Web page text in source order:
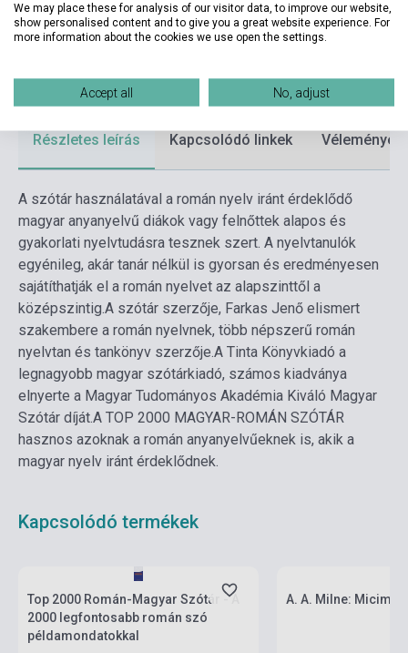
Kiadási év 2020
Formátum Könyv
Nyelv Román
Részletes leírás Kapcsolódó linkek Vélemények
A szótár használatával a román nyelv iránt érdeklődő
magyar anyanyelvű diákok vagy felnőttek alapos és
gyakorlati nyelvtudásra tesznek szert. A nyelvtanulók
egyénileg, akár tanár nélkül is gyorsan és eredményesen
sajátíthatják el a román nyelvet az alapszinttől a
középszintig.A szótár szerzője, Farkas Jenő elismert
szakembere a román nyelvnek, több népszerű román
nyelvtan és tankönyv szerzője.A Tinta Könyvkiadó a
legnagyobb magyar szótárkiadó, számos kiadványa
elnyerte a Magyar Tudományos Akadémia Kiváló Magyar
Szótár díját.A TOP 2000 MAGYAR-ROMÁN SZÓTÁR
hasznos azoknak a román anyanyelvűeknek is, akik a
magyar nyelv iránt érdeklődnek.
Kapcsolódó termékek
Top 2000 Román-Magyar Szótár - A
2000 legfontosabb román szó
példamondatokkal
A. A. Milne:
We may place these for analysis of our visitor data, to improve our website,
show personalised content and to give you a great website experience. For
more information about the cookies we use open the settings.
Accept all No, adjust